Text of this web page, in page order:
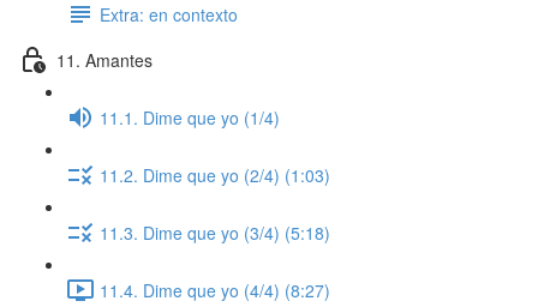
Extra: en contexto
11. Amantes
11.1. Dime que yo (1/4)
11.2. Dime que yo (2/4) (1:03)
11.3. Dime que yo (3/4) (5:18)
11.4. Dime que yo (4/4) (8:27)